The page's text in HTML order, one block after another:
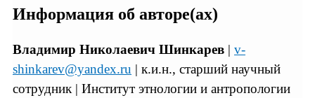
Информация об авторе(ах)
Владимир Николаевич Шинкарев | v-
shinkarev@yandex.ru | к.и.н., старший научный
сотрудник | Институт этнологии и антропологии